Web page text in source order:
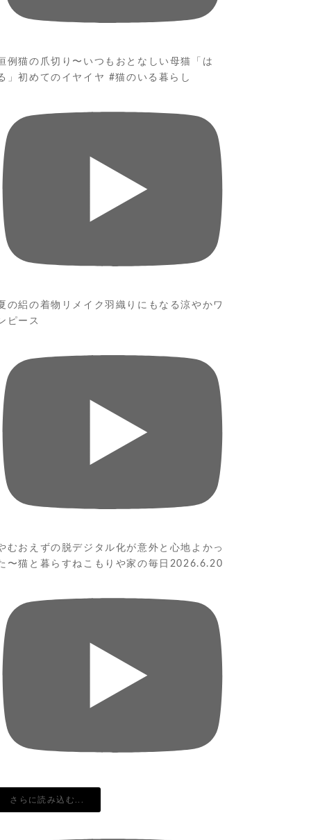
例猫の爪切り〜いつもおとなしい母猫「は
」初めてのイヤイヤ #猫のいる暮らし
の絽の着物リメイク羽織りにもなる涼やかワ
ピース
むおえずの脱デジタル化が意外と心地よかっ
〜猫と暮らすねこもりや家の毎日2026.6.20
さらに読み込む...